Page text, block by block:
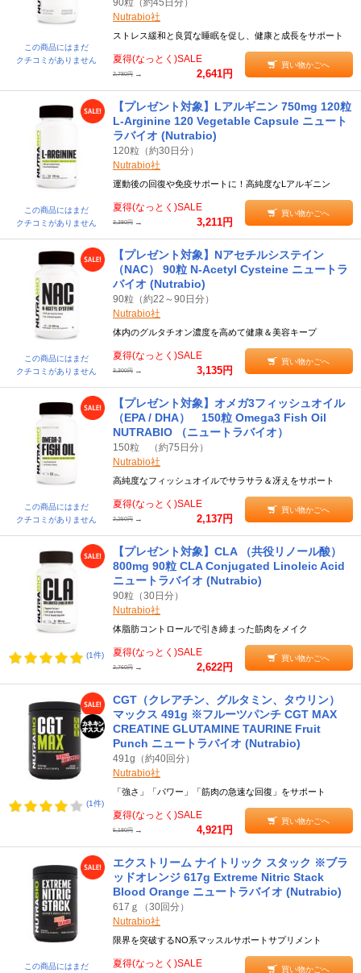
この商品にはまだ
クチコミがありません
90粒（約45日分）
Nutrabio社
ストレス緩和と良質な睡眠を促し、健康と成長をサポート
夏得(なっとく)SALE
2,780円 → 2,641円
買い物かごへ
この商品にはまだ
クチコミがありません
【プレゼント対象】Lアルギニン 750mg 120粒
L-Arginine 120 Vegetable Capsule ニュート
ラバイオ (Nutrabio)
120粒（約30日分）
Nutrabio社
運動後の回復や免疫サポートに！高純度なLアルギニン
夏得(なっとく)SALE
3,380円 → 3,211円
買い物かごへ
この商品にはまだ
クチコミがありません
【プレゼント対象】Nアセチルシステイン
（NAC） 90粒 N-Acetyl Cysteine ニュートラ
バイオ (Nutrabio)
90粒（約22～90日分）
Nutrabio社
体内のグルタチオン濃度を高めて健康＆美容キープ
夏得(なっとく)SALE
3,300円 → 3,135円
買い物かごへ
この商品にはまだ
クチコミがありません
【プレゼント対象】オメガ3フィッシュオイル
（EPA / DHA） 150粒 Omega3 Fish Oil
NUTRABIO （ニュートラバイオ）
150粒 （約75日分）
Nutrabio社
高純度なフィッシュオイルでサラサラ＆冴えをサポート
夏得(なっとく)SALE
2,250円 → 2,137円
買い物かごへ
(1件)
【プレゼント対象】CLA （共役リノール酸）
800mg 90粒 CLA Conjugated Linoleic Acid
ニュートラバイオ (Nutrabio)
90粒（30日分）
Nutrabio社
体脂肪コントロールで引き締まった筋肉をメイク
夏得(なっとく)SALE
2,760円 → 2,622円
買い物かごへ
(1件)
CGT（クレアチン、グルタミン、タウリン）
マックス 491g ※フルーツパンチ CGT MAX
CREATINE GLUTAMINE TAURINE Fruit
Punch ニュートラバイオ (Nutrabio)
491g（約40回分）
Nutrabio社
「強さ」「パワー」「筋肉の急速な回復」をサポート
夏得(なっとく)SALE
5,180円 → 4,921円
買い物かごへ
この商品にはまだ
エクストリーム ナイトリック スタック ※ブラ
ッドオレンジ 617g Extreme Nitric Stack
Blood Orange ニュートラバイオ (Nutrabio)
617ｇ（30回分）
Nutrabio社
限界を突破するNO系マッスルサポートサプリメント
夏得(なっとく)SALE
買い物かごへ